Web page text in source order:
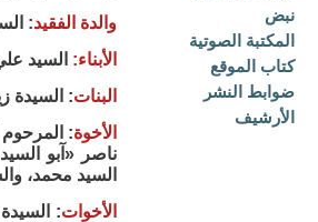
نبض
المكتبة الصوتية
كتاب الموقع
ضوابط النشر
الأرشيف
والدة الفقيد:
الأبناء: السيد
البنات: السيدة
الأخوة:
ناصر «آبو
السيد محمد،
الأخوات: